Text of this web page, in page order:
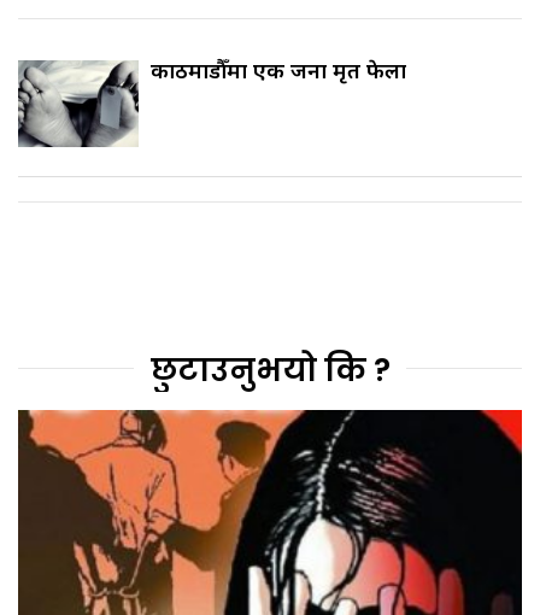
काठमाडौँमा एक जना मृत फेला
छुटाउनुभयो कि ?